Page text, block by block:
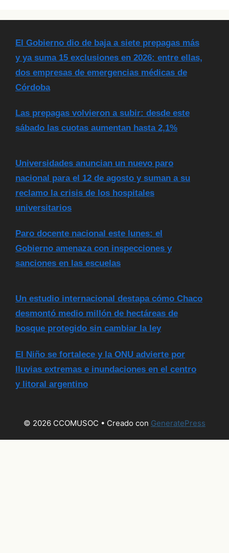
El Gobierno dio de baja a siete prepagas más
y ya suma 15 exclusiones en 2026: entre ellas,
dos empresas de emergencias médicas de
Córdoba
Las prepagas volvieron a subir: desde este
sábado las cuotas aumentan hasta 2,1%
Universidades anuncian un nuevo paro
nacional para el 12 de agosto y suman a su
reclamo la crisis de los hospitales
universitarios
Paro docente nacional este lunes: el
Gobierno amenaza con inspecciones y
sanciones en las escuelas
Un estudio internacional destapa cómo Chaco
desmontó medio millón de hectáreas de
bosque protegido sin cambiar la ley
El Niño se fortalece y la ONU advierte por
lluvias extremas e inundaciones en el centro
y litoral argentino
© 2026 CCOMUSOC • Creado con GeneratePress